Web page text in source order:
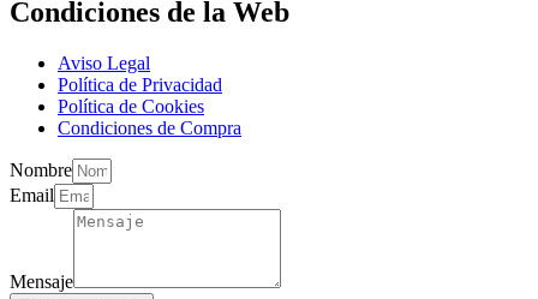
Condiciones de la Web
Aviso Legal
Política de Privacidad
Política de Cookies
Condiciones de Compra
Nombre
Email
Mensaje